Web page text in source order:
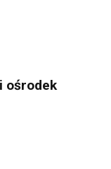
ośrodek